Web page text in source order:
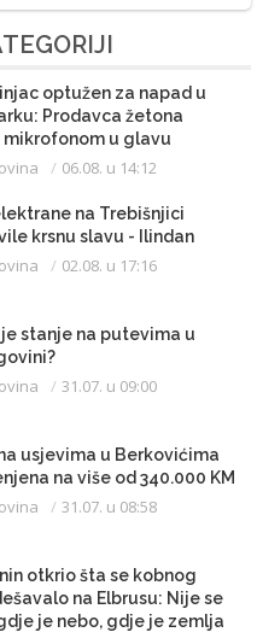
optužen za napad u
Prodavca žetona
mikrofonom u glavu
06.08. u 14:12
na Trebišnjici
krsnu slavu - Ilindan
02.08. u 17:16
je stanje na putevima u
31.07. u 09:00
usjevima u Berkovićima
na više od 340.000 KM
31.07. u 08:58
otkrio šta se kobnog
na Elbrusu: Nije se
je nebo, gdje je zemlja